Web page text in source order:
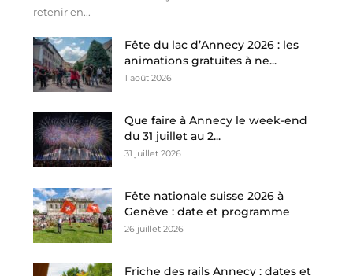
retenir en...
Fête du lac d’Annecy 2026 : les
animations gratuites à ne...
1 août 2026
Que faire à Annecy le week-end
du 31 juillet au 2...
31 juillet 2026
Fête nationale suisse 2026 à
Genève : date et programme
26 juillet 2026
Friche des rails Annecy : dates et